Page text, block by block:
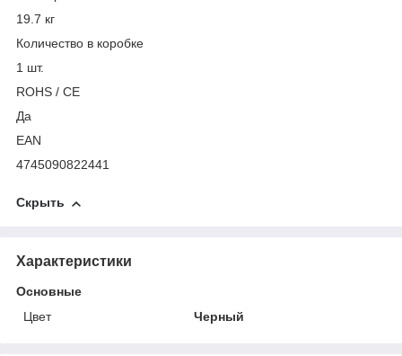
19.7 кг
Количество в коробке
1 шт.
ROHS / CE
Да
EAN
4745090822441
Скрыть
Характеристики
Основные
Цвет
Черный